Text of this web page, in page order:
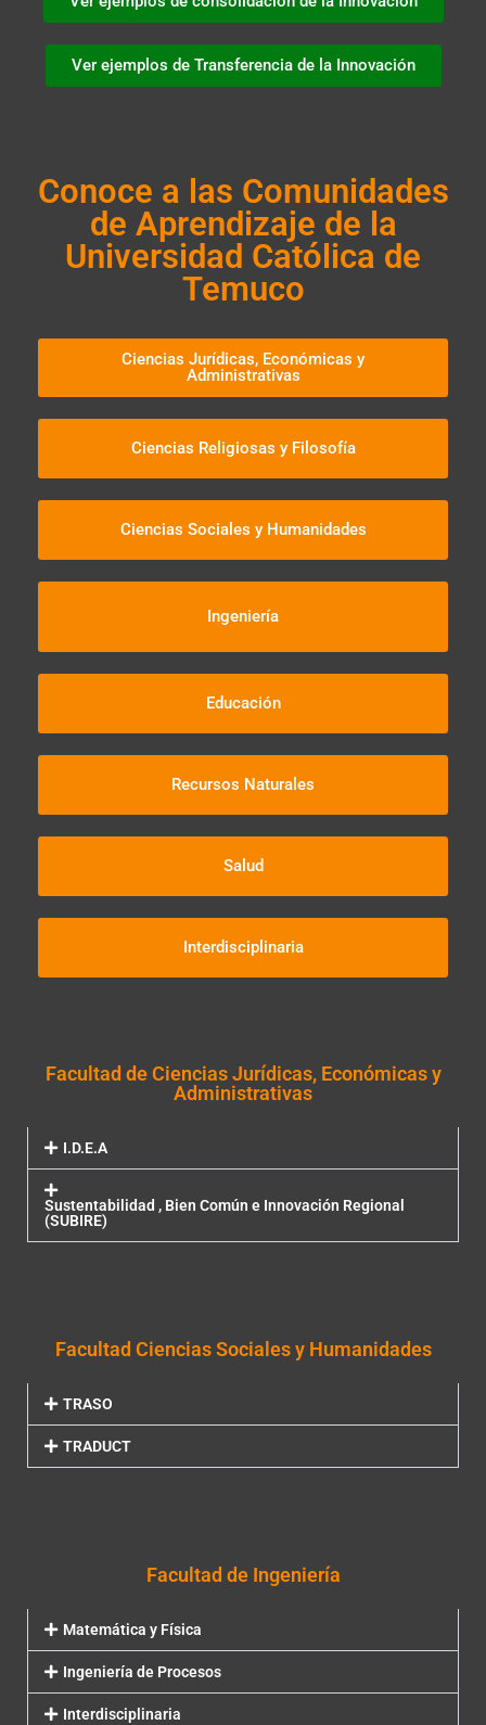
Ver ejemplos de Transferencia de la Innovación
Conoce a las Comunidades
de Aprendizaje de la
Universidad Católica de
Temuco
Ciencias Jurídicas, Económicas y
Administrativas
Ciencias Religiosas y Filosofía
Ciencias Sociales y Humanidades​
Ingeniería
Educación
Recursos Naturales
Salud
Interdisciplinaria
Facultad de Ciencias Jurídicas, Económicas y
Administrativas
I.D.E.A
Sustentabilidad , Bien Común e Innovación Regional
(SUBIRE)
Facultad Ciencias Sociales y Humanidades
TRASO
TRADUCT
Facultad de Ingeniería
Matemática y Física
Ingeniería de Procesos
Interdisciplinaria